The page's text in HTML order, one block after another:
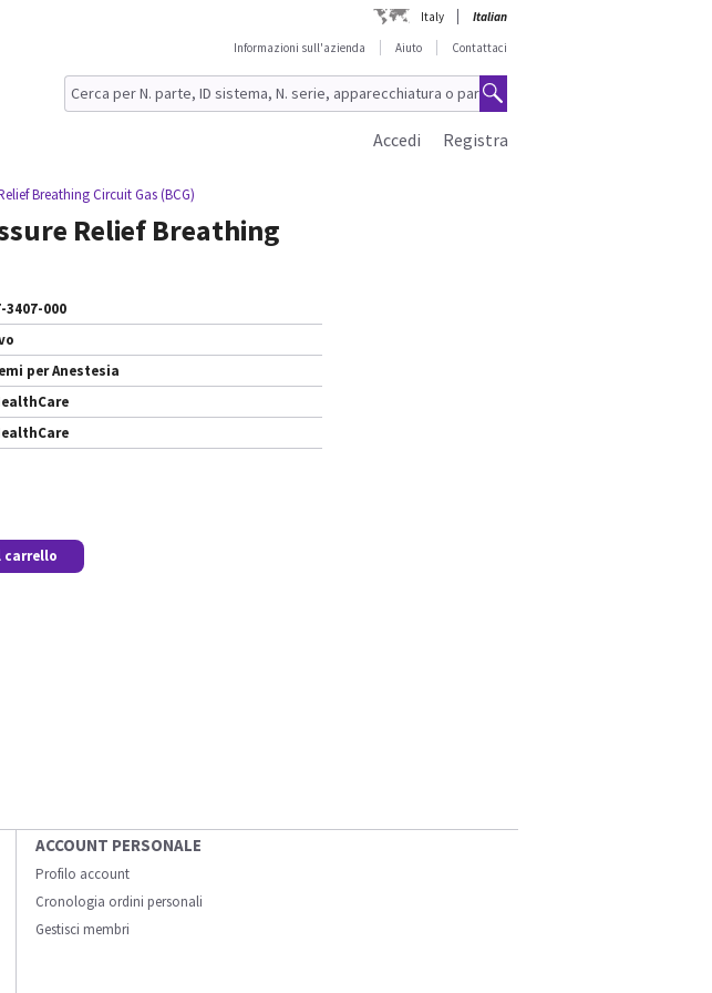
Italy
Italian
Informazioni sull'azienda
Aiuto Contattaci
Registra
Accedi
Breathing Circuit Gas (BCG)
Relief Breathing
3407-000
per Anestesia
carrello
ACCOUNT PERSONALE
Profilo account
Cronologia ordini personali
Gestisci membri